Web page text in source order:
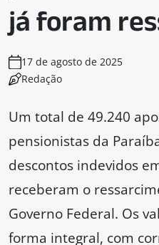
já foram
17 de agosto de 2025
Redação
Um total de 49.240
pensionistas da
descontos indevidos
receberam o
Governo Federal. Os
forma integral, com